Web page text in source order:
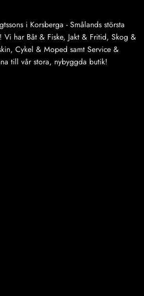
i Korsberga - Smålands största
Vi har Båt & Fiske, Jakt & Fritid, Skog &
Cykel & Moped samt Service &
till vår stora, nybyggda butik!